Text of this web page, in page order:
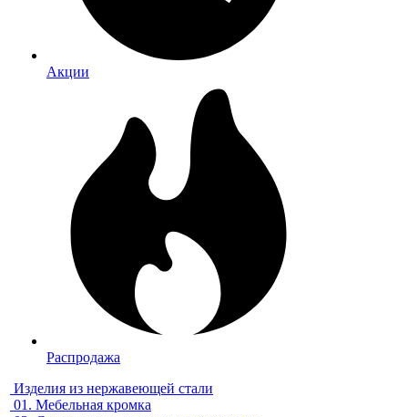
Акции
Распродажа
Изделия из нержавеющей стали
01. Мебельная кромка